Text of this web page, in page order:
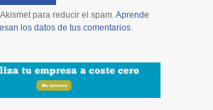
para reducir el spam.Aprende
los datos de tus comentarios.